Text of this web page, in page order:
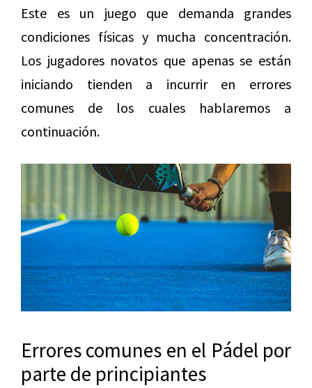
Este es un juego que demanda grandes
condiciones físicas y mucha concentración.
Los jugadores novatos que apenas se están
iniciando tienden a incurrir en errores
comunes de los cuales hablaremos a
continuación.
Errores comunes en el Pádel por
parte de principiantes